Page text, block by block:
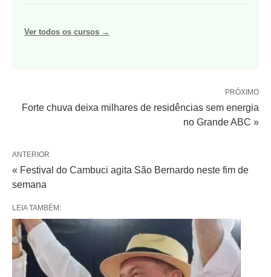
Ver todos os cursos →
PRÓXIMO
Forte chuva deixa milhares de residências sem energia
no Grande ABC »
ANTERIOR
« Festival do Cambuci agita São Bernardo neste fim de
semana
LEIA TAMBÉM: